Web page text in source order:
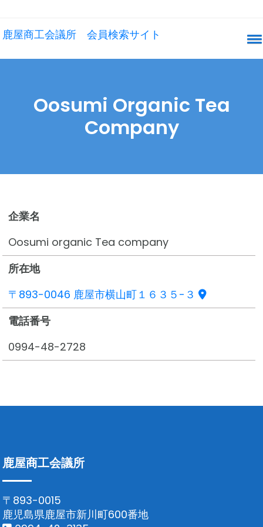
鹿屋商工会議所 会員検索サイト
Oosumi Organic Tea
Company
企業名
Oosumi organic Tea company
所在地
〒893-0046 鹿屋市横山町１６３５-３
電話番号
0994-48-2728
鹿屋商工会議所
〒893-0015
鹿児島県鹿屋市新川町600番地